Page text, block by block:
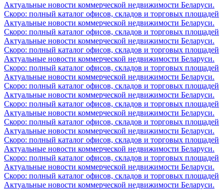
Актуальные новости коммерческой недвижимости Беларуси.
Скоро: полный каталог офисов, складов и торговых площадей
Актуальные новости коммерческой недвижимости Беларуси.
Скоро: полный каталог офисов, складов и торговых площадей
Актуальные новости коммерческой недвижимости Беларуси.
Скоро: полный каталог офисов, складов и торговых площадей
Актуальные новости коммерческой недвижимости Беларуси.
Скоро: полный каталог офисов, складов и торговых площадей
Актуальные новости коммерческой недвижимости Беларуси.
Скоро: полный каталог офисов, складов и торговых площадей
Актуальные новости коммерческой недвижимости Беларуси.
Скоро: полный каталог офисов, складов и торговых площадей
Актуальные новости коммерческой недвижимости Беларуси.
Скоро: полный каталог офисов, складов и торговых площадей
Актуальные новости коммерческой недвижимости Беларуси.
Скоро: полный каталог офисов, складов и торговых площадей
Актуальные новости коммерческой недвижимости Беларуси.
Скоро: полный каталог офисов, складов и торговых площадей
Актуальные новости коммерческой недвижимости Беларуси.
Скоро: полный каталог офисов, складов и торговых площадей
Актуальные новости коммерческой недвижимости Беларуси.